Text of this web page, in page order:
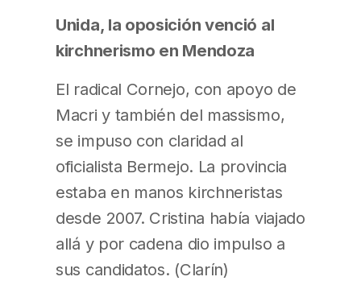
Unida, la oposición venció al
kirchnerismo en Mendoza
El radical Cornejo, con apoyo de
Macri y también del massismo,
se impuso con claridad al
oficialista Bermejo. La provincia
estaba en manos kirchneristas
desde 2007. Cristina había viajado
allá y por cadena dio impulso a
sus candidatos. (Clarín)